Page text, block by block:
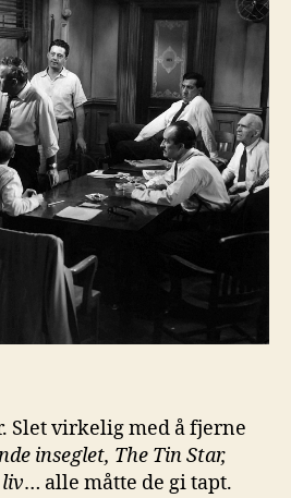
Slet virkelig med å fjerne
inseglet, The Tin Star,
… alle måtte de gi tapt.